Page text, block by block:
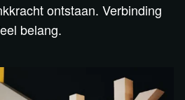
ontstaan. Verbinding
belang.